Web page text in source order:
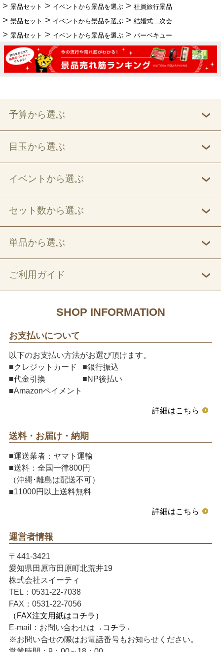
景品セット
イベントから景品を選ぶ
社員旅行景品
景品セット
イベントから景品を選ぶ
結婚式二次会
景品セット
イベントから景品を選ぶ バーベキュー
予算から選ぶ
目玉から選ぶ
イベントから選ぶ
セット数から選ぶ
単品から選ぶ
ご利用ガイド
SHOP INFORMATION
お支払いについて
以下のお支払い方法がお選び頂けます。
■クレジットカード
■銀行振込
■代金引換
■NP後払い
■Amazonペイメント
詳細はこちら
送料・お届け・納期
■運送業者：ヤマト運輸
■送料：全国一律800円
（沖縄･離島は配送不可）
■11000円以上送料無料
詳細はこちら
運営者情報
〒441-3421
愛知県田原市田原町北荒井19
株式会社スイーティ
TEL：0531-22-7038
FAX：0531-22-7056
（FAX注文用紙はコチラ）
E-mail：お問い合わせは→ コチラ ←
※お問い合せの際はお電話番号もお知らせください。